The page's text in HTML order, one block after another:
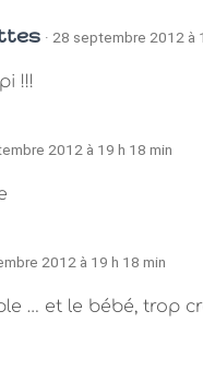
· 28 septembre 2012 à
!!!
2012 à 19 h 18 min
2012 à 19 h 18 min
… et le bébé, trop